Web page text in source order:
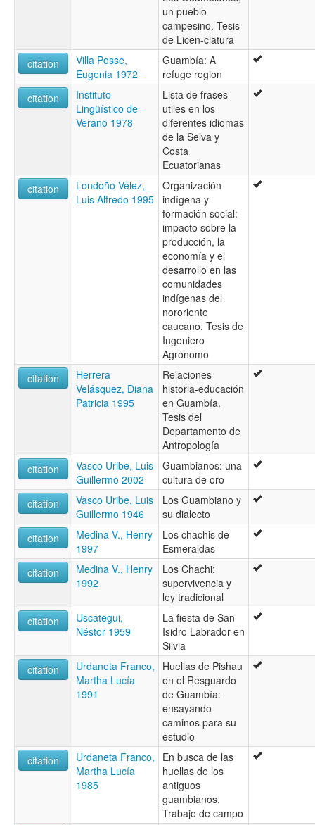
un pueblo
campesino. Tesis
de Licen-ciatura
citation
Villa Posse,
Eugenia 1972
Guambía: A
refuge region
citation
Instituto
Lingüístico de
Verano 1978
Lista de frases
utiles en los
diferentes idiomas
de la Selva y
Costa
Ecuatorianas
citation
Londoño Vélez,
Luis Alfredo 1995
Organización
indígena y
formación social:
impacto sobre la
producción, la
economía y el
desarrollo en las
comunidades
indígenas del
nororiente
caucano. Tesis de
Ingeniero
Agrónomo
citation
Herrera
Velásquez, Diana
Patricia 1995
Relaciones
historia-educación
en Guambía.
Tesis del
Departamento de
Antropología
citation
Vasco Uribe, Luis
Guillermo 2002
Guambianos: una
cultura de oro
citation
Vasco Uribe, Luis
Guillermo 1946
Los Guambiano y
su dialecto
citation
Medina V., Henry
1997
Los chachis de
Esmeraldas
citation
Medina V., Henry
1992
Los Chachi:
supervivencia y
ley tradicional
citation
Uscategui,
Néstor 1959
La fiesta de San
Isidro Labrador en
Silvia
citation
Urdaneta Franco,
Martha Lucía
1991
Huellas de Pishau
en el Resguardo
de Guambía:
ensayando
caminos para su
estudio
citation
Urdaneta Franco,
Martha Lucía
1985
En busca de las
huellas de los
antiguos
guambianos.
Trabajo de campo